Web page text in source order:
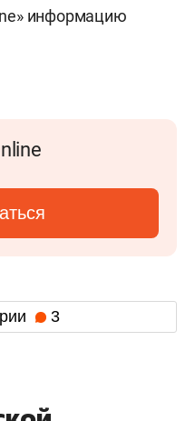
информацию
3